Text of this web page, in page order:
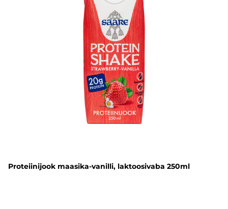
Proteiinijook maasika-vanilli, laktoosivaba 250ml